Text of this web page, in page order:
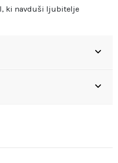
ki navduši ljubitelje